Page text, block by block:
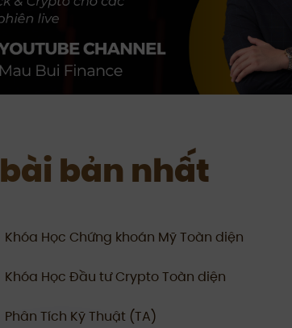
bản nhất
Khóa Học Chứng khoán Mỹ Toàn diện
Khóa Học Đầu tư Crypto Toàn diện
Phân Tích Kỹ Thuật (TA)